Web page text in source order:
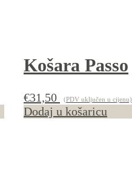
Košara Passo
€31,50 (PDV uključen u cijenu)
Dodaj u košaricu